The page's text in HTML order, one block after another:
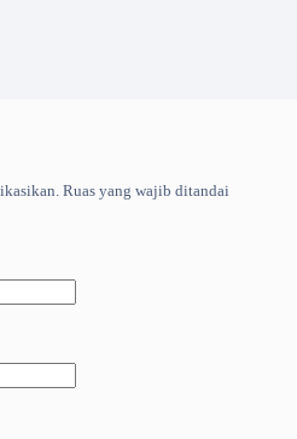
Ruas yang wajib ditandai